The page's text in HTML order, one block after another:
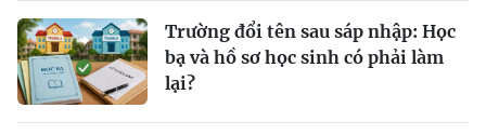
Trường đổi tên sau sáp nhập: Học
bạ và hồ sơ học sinh có phải làm
lại?